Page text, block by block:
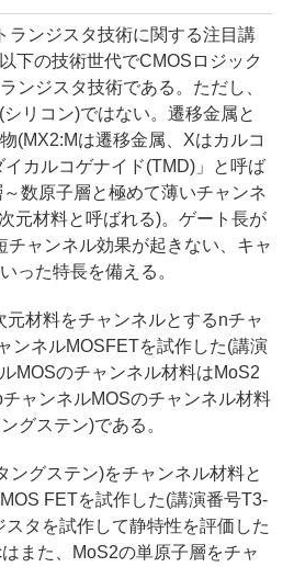
ンジスタ技術に関する注目講
下の技術世代でCMOSロジック
ンジスタ技術である。ただし、
リコン)ではない。遷移金属と
(MX2:Mは遷移金属、Xはカルコ
カルコゲナイド(TMD)」と呼ば
数原子層と極めて薄いチャンネ
元材料と呼ばれる)。ゲート長が
チャンネル効果が起きない、キャ
った特長を備える。
材料をチャンネルとするnチャ
ンネルMOSFETを試作した(講演
MOSのチャンネル材料はMoS2
ャンネルMOSのチャンネル材料
グステン)である。
グステン)をチャンネル材料と
FETを試作した(講演番号T3-
タを試作して静特性を評価した
また、MoS2の単原子層をチャ